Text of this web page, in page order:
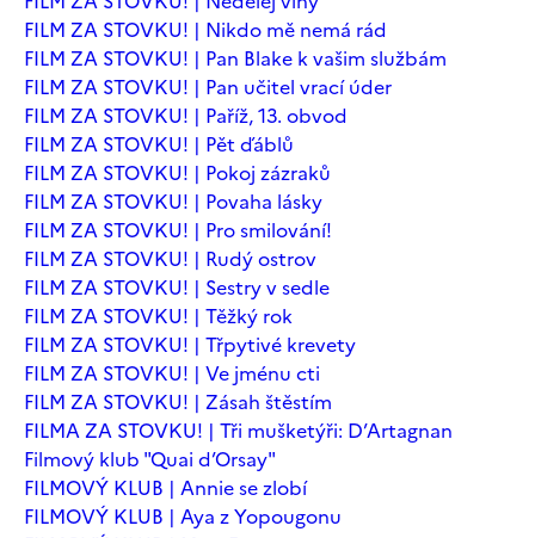
FILM ZA STOVKU! | Nikdo mě nemá rád
FILM ZA STOVKU! | Pan Blake k vašim službám
FILM ZA STOVKU! | Pan učitel vrací úder
FILM ZA STOVKU! | Paříž, 13. obvod
FILM ZA STOVKU! | Pět ďáblů
FILM ZA STOVKU! | Pokoj zázraků
FILM ZA STOVKU! | Povaha lásky
FILM ZA STOVKU! | Pro smilování!
FILM ZA STOVKU! | Rudý ostrov
FILM ZA STOVKU! | Sestry v sedle
FILM ZA STOVKU! | Těžký rok
FILM ZA STOVKU! | Třpytivé krevety
FILM ZA STOVKU! | Ve jménu cti
FILM ZA STOVKU! | Zásah štěstím
FILMA ZA STOVKU! | Tři mušketýři: D’Artagnan
Filmový klub "Quai d’Orsay"
FILMOVÝ KLUB | Annie se zlobí
FILMOVÝ KLUB | Aya z Yopougonu